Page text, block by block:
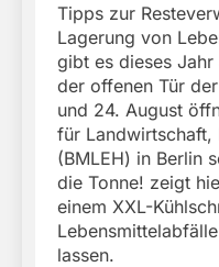
Tipps zur
Lagerung von
gibt es dieses
der offenen Tür
und 24. August
für Landwirtschaft,
(BMLEH) in Berlin
die Tonne! zeigt
einem XXL-
lassen.